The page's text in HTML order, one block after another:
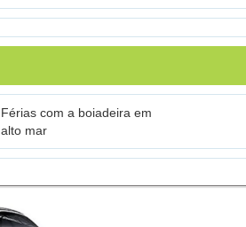
Férias com a boiadeira em
alto mar